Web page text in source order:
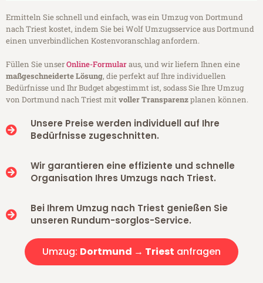
Ermitteln Sie schnell und einfach, was ein Umzug von Dortmund
nach Triest kostet, indem Sie bei Wolf Umzugsservice aus Dortmund
einen unverbindlichen Kostenvoranschlag anfordern.
Füllen Sie unserOnline-Formularaus, und wir liefern Ihnen eine
maßgeschneiderte Lösung, die perfekt auf Ihre individuellen
Bedürfnisse und Ihr Budget abgestimmt ist, sodass Sie Ihre Umzug
von Dortmund nach Triest mitvoller Transparenzplanen können.
Unsere Preise werden individuell auf Ihre
Bedürfnisse zugeschnitten.
Wir garantieren eine effiziente und schnelle
Organisation Ihres Umzugs nach Triest.
Bei Ihrem Umzug nach Triest genießen Sie
unseren Rundum-sorglos-Service.
Umzug: Dortmund → Triest anfragen